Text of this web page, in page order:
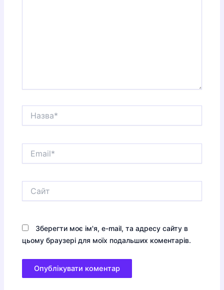
Зберегти моє ім'я, e-mail, та адресу сайту в
цьому браузері для моїх подальших коментарів.